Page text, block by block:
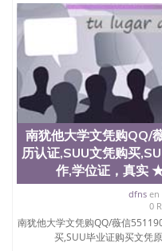
理QQ微信551190476国
551190476办国外文凭
外大学有毕业证QQ微
格QQ微信551190476
办理国外文凭要交定金
查文凭QQ微信
微信551190476学士学
551190476 国外资格证
办理学历认证QQ微信
QQ微信551190476 圣
University, 又译为“圣荷
年，简称SJSU，是加
西地区的公立大学之一
心，占地154公顷。它
名综合性公立大学，它
茅的毕业薪资，浓厚的
南犹他大学文凭购QQ/
历认证,SUU文凭购买
作,学位证，真实
dfnsen
0
南犹他大学文凭购QQ/薇信
买,SUU毕业证购买文凭